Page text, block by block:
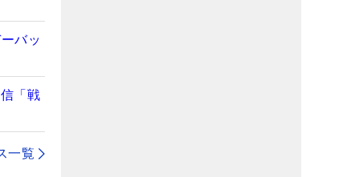
バッ
「戦
一覧